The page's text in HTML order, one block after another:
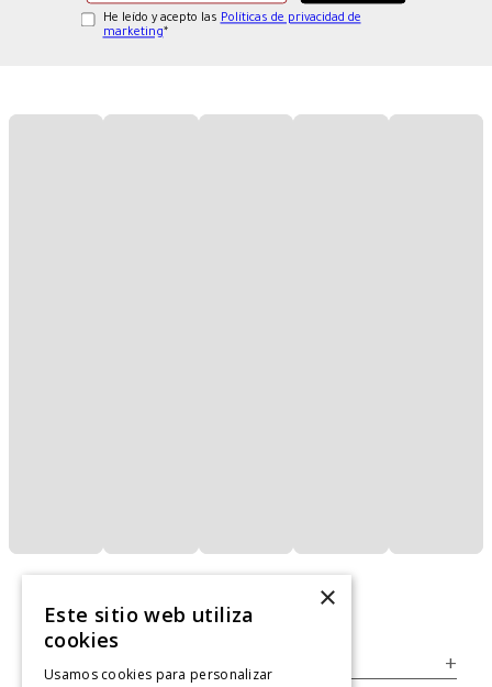
He leído y acepto las Políticas de privacidad de
marketing*
+
×
Este sitio web utiliza
cookies
Usamos cookies para personalizar